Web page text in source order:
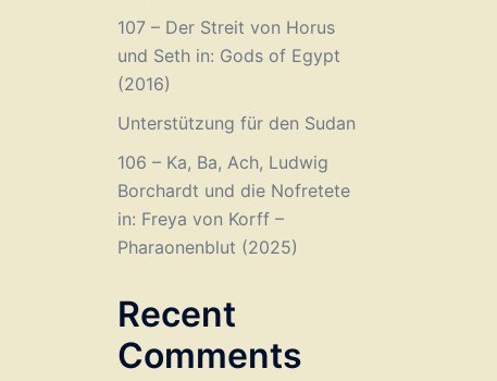
107 – Der Streit von Horus
und Seth in: Gods of Egypt
(2016)
Unterstützung für den Sudan
106 – Ka, Ba, Ach, Ludwig
Borchardt und die Nofretete
in: Freya von Korff –
Pharaonenblut (2025)
Recent
Comments